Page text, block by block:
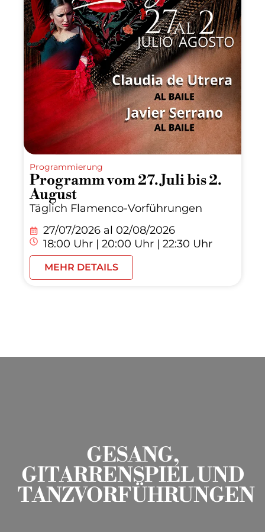
Programmierung
Programm vom 27. Juli bis 2.
August
Täglich Flamenco-Vorführungen
27/07/2026 al 02/08/2026
18:00 Uhr | 20:00 Uhr | 22:30 Uhr
MEHR DETAILS
GESANG,
GITARRENSPIEL UND
TANZVORFÜHRUNGEN